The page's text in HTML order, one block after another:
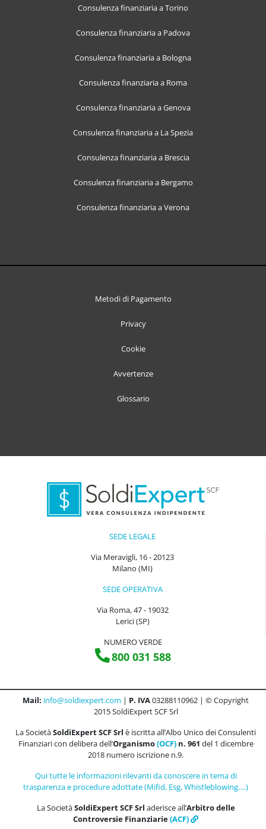
Consulenza finanziaria a Torino
Consulenza finanziaria a Padova
Consulenza finanziaria a Bologna
Consulenza finanziaria a Roma
Consulenza finanziaria a Genova
Consulenza finanziaria a La Spezia
Consulenza finanziaria a Brescia
Consulenza finanziaria a Bergamo
Consulenza finanziaria a Verona
Metodi di Pagamento
Privacy
Cookie
Avvertenze
Glossario
SEDE LEGALE
Via Meravigli, 16 - 20123
Milano (MI)
SEDE OPERATIVA
Via Roma, 47 - 19032
Lerici (SP)
NUMERO VERDE
800 031 588
Mail: info@soldiexpert.com | P. IVA03288110962 | © Copyright
2015 SoldiExpert SCF Srl
La SocietàSoldiExpert SCF Srl è iscritta all’Albo Unico dei Consulenti
Finanziari con delibera dell’Organismo(OCF)n. 961 del 1 dicembre
2018 numero iscrizione n.9.
Qui tutte le informazioni rilevanti da conoscere in tema di
trasparenza e procedure adottate (Mifid, Esg, Whistleblowing….)
La SocietàSoldiExpert SCF Srl aderisce all’Arbitro delle
Controversie Finanziarie(ACF)